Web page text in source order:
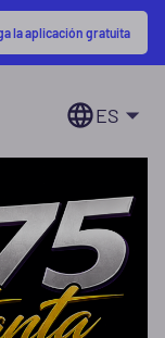
la aplicación gratuita
ES